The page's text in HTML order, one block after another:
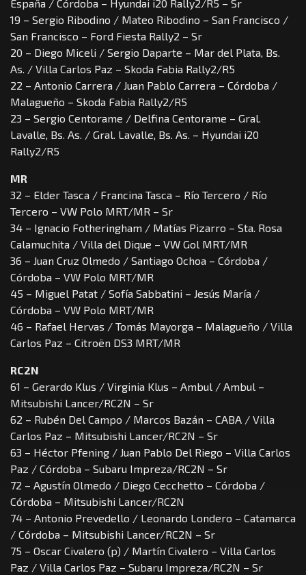
España / Córdoba – Hyundai i20 Rally2/R5 – Sr
19 – Sergio Ribodino / Mateo Ribodino – San Francisco /
San Francisco – Ford Fiesta Rally2 – Sr
20 – Diego Miceli / Sergio Daparte – Mar del Plata, Bs.
As. / Villa Carlos Paz – Skoda Fabia Rally2/R5
22 – Antonio Carrera / Juan Pablo Carrera – Córdoba /
Malagueño – Skoda Fabia Rally2/R5
23 – Sergio Centorame / Delfina Centorame – Gral.
Lavalle, Bs. As. / Gral. Lavalle, Bs. As. – Hyundai i20
Rally2/R5
MR
32 – Elder Tasca / Francina Tasca – Río Tercero / Río
Tercero – VW Polo MRT/MR – Sr
34 – Ignacio Fotheringham / Matías Pizarro – Sta. Rosa
Calamuchita / Villa del Dique – VW Gol MRT/MR
36 – Juan Cruz Olmedo / Santiago Ochoa – Córdoba /
Córdoba – VW Polo MRT/MR
45 – Miguel Patat / Sofía Sabbatini – Jesús María /
Córdoba – VW Polo MRT/MR
46 – Rafael Hervas / Tomás Mayorga – Malagueño / Villa
Carlos Paz – Citroën DS3 MRT/MR
RC2N
61 – Gerardo Klus / Virginia Klus – Ambul / Ambul –
Mitsubishi Lancer/RC2N – Sr
62 – Rubén Del Campo / Marcos Bazán – CABA / Villa
Carlos Paz – Mitsubishi Lancer/RC2N – Sr
63 – Héctor Pfening / Juan Pablo Del Riego – Villa Carlos
Paz / Córdoba – Subaru Impreza/RC2N – Sr
72 – Agustín Olmedo / Diego Cecchetto – Córdoba /
Córdoba – Mitsubishi Lancer/RC2N
74 – Antonio Prevedello / Leonardo Londero – Catamarca
/ Córdoba – Mitsubishi Lancer/RC2N – Sr
75 – Oscar Civalero (p) / Martín Civalero – Villa Carlos
Paz / Villa Carlos Paz – Subaru Impreza/RC2N – Sr